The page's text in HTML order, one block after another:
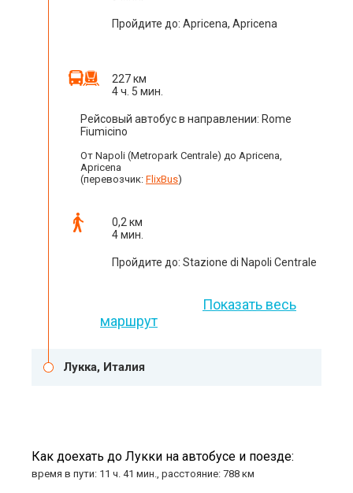
Пройдите до: Apricena, Apricena
227 км
4 ч. 5 мин.
Рейсовый автобус в направлении: Rome
Fiumicino
От Napoli (Metropark Centrale) до Apricena,
Apricena
(перевозчик: FlixBus)
0,2 км
4 мин.
Пройдите до: Stazione di Napoli Centrale
Показать весь
маршрут
Лукка, Италия
Как доехать до Лукки на автобусе и поезде:
время в пути: 11 ч. 41 мин., расстояние: 788 км